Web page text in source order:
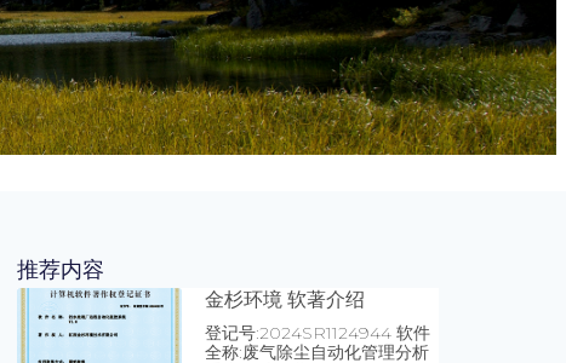
推荐内容
金杉环境 软著介绍
登记号:2024SR1124944 软件
全称:废气除尘自动化管理分析